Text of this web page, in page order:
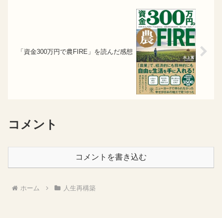
「資金300万円で農FIRE」を読んだ感想
コメント
コメントを書き込む
ホーム 人生再構築